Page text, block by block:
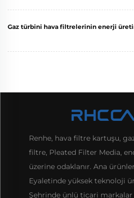
Gaz türbini hava filtrelerinin enerji
Renhe, hava filtre kartuşu,
filtre, Pleated Filter Media,
üzerine odaklanır. Ana
Eyaletinde yüksek teknoloji
Şehrinde ünlü ticari markalar